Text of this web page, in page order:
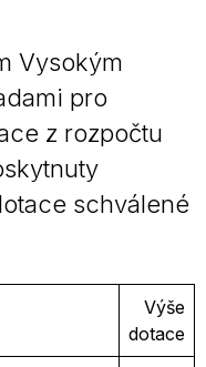
Vysokým
pro
z rozpočtu
schválené
Výše
dotace